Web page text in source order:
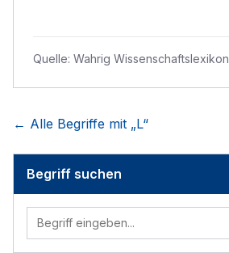
Quelle: Wahrig Wissenschaftslexikon
← Alle Begriffe mit „L“
Begriff suchen